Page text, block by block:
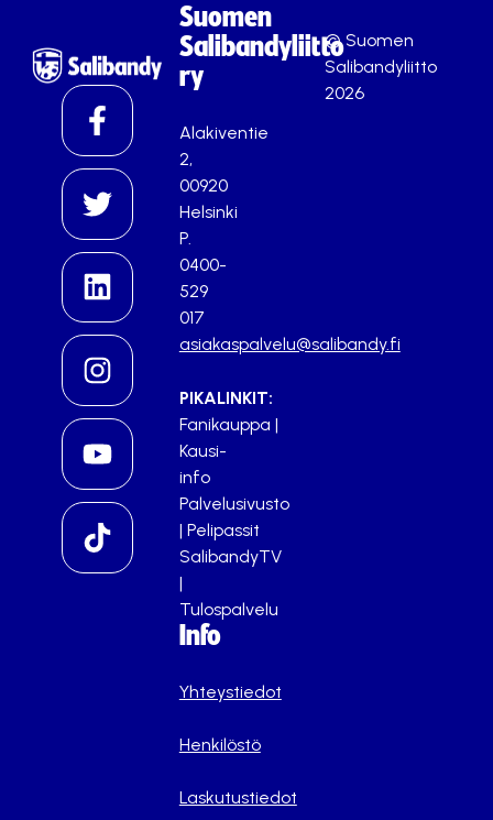
Suomen
Salibandyliitto
ry
Alakiventie
2,
00920
Helsinki
P.
0400-
529
017
asiakaspalvelu@salibandy.fi
PIKALINKIT:
Fanikauppa |
Kausi-
info
Palvelusivusto
| Pelipassit
SalibandyTV
|
Tulospalvelu
Info
Yhteystiedot
Henkilöstö
Laskutustiedot
© Suomen
Salibandyliitto
2026